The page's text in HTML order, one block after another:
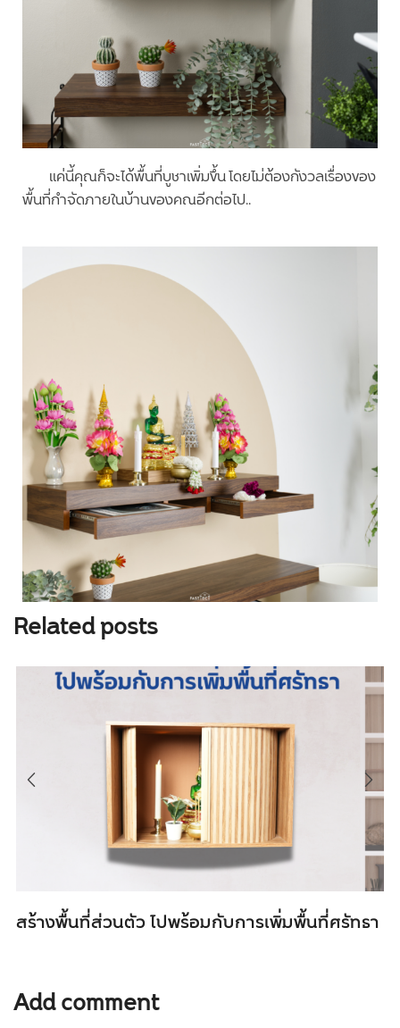
แค่นี้คุณก็จะได้พื้นที่บูชาเพิ่มขึ้น โดยไม่ต้องกังวลเรื่องของ
พื้นที่กำจัดภายในบ้านของคณอีกต่อไป..
Related posts
สร้างพื้นที่ส่วนตัว ไปพร้อมกับการเพิ่มพื้นที่ศรัทธา
Add comment